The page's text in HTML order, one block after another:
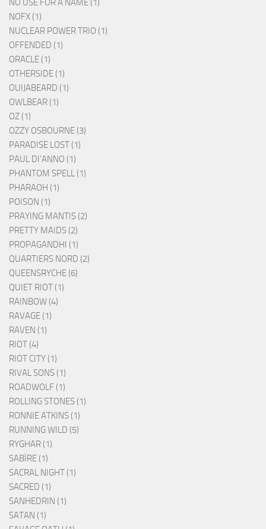
NO USE FOR A NAME (1)
NOFX (1)
NUCLEAR POWER TRIO (1)
OFFENDED (1)
ORACLE (1)
OTHERSIDE (1)
OUIJABEARD (1)
OWLBEAR (1)
OZ (1)
OZZY OSBOURNE (3)
PARADISE LOST (1)
PAUL DI'ANNO (1)
PHANTOM SPELL (1)
PHARAOH (1)
POISON (1)
PRAYING MANTIS (2)
PRETTY MAIDS (2)
PROPAGANDHI (1)
QUARTIERS NORD (2)
QUEENSRYCHE (6)
QUIET RIOT (1)
RAINBOW (4)
RAVAGE (1)
RAVEN (1)
RIOT (4)
RIOT CITY (1)
RIVAL SONS (1)
ROADWOLF (1)
ROLLING STONES (1)
RONNIE ATKINS (1)
RUNNING WILD (5)
RYGHAR (1)
SABÏRE (1)
SACRAL NIGHT (1)
SACRED (1)
SANHEDRIN (1)
SATAN (1)